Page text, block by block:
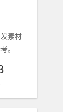
素材
。